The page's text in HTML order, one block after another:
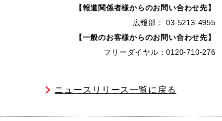
【報道関係者様からのお問い合わせ先】
広報部： 03-5213-4955
【一般のお客様からのお問い合わせ先】
フリーダイヤル：0120-710-276
ニュースリリース一覧に戻る